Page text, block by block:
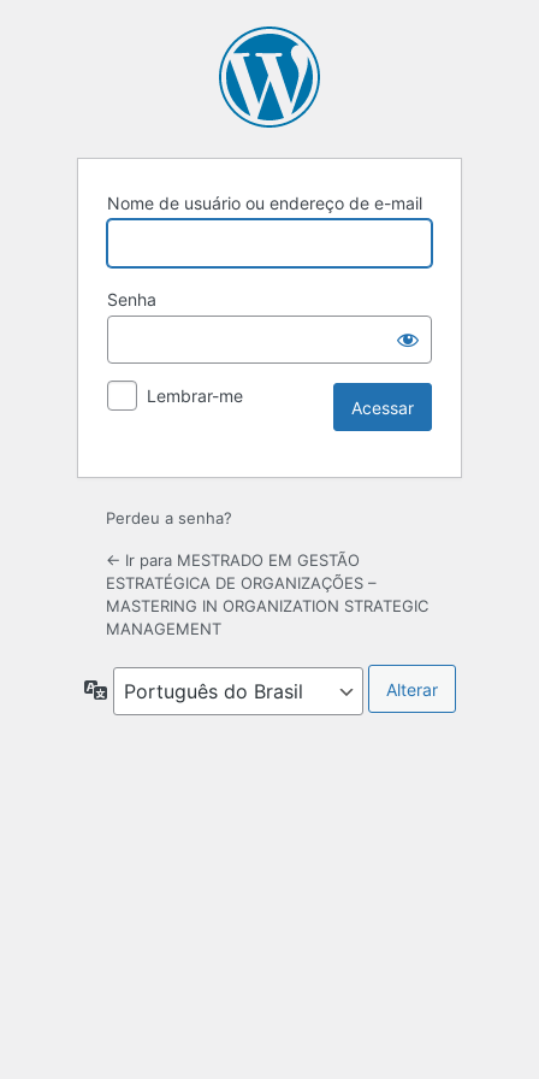
Nome de usuário ou endereço de e-mail
Senha
Lembrar-me
Perdeu a senha?
← Ir para MESTRADO EM GESTÃO
ESTRATÉGICA DE ORGANIZAÇÕES –
MASTERING IN ORGANIZATION STRATEGIC
MANAGEMENT
Idioma